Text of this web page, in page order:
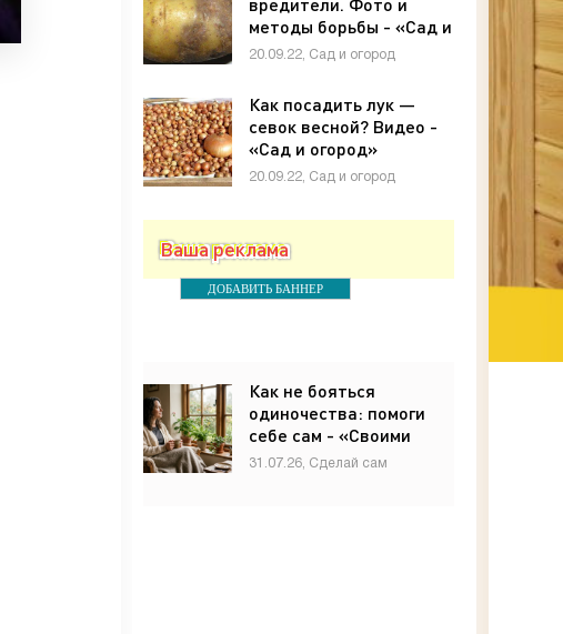
методы борьбы - «Сад и
огород»
20.09.22, Сад и огород
Как посадить лук —
севок весной? Видео -
«Сад и огород»
20.09.22, Сад и огород
Ваша реклама
ДОБАВИТЬ БАННЕР
Как не бояться
одиночества: помоги
себе сам - «Своими
руками»
31.07.26, Сделай сам